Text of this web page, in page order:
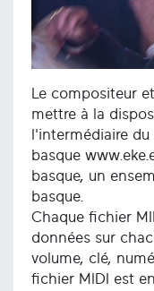
Le compositeur
mettre à la
l'intermédiaire
basque
basque, un
basque.
Chaque fichier
données sur
volume, clé,
fichier MIDI est